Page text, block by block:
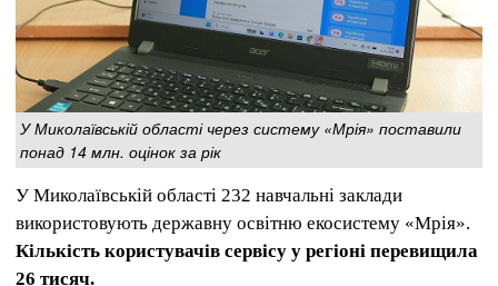
У Миколаївській області через систему «Мрія» поставили
понад 14 млн. оцінок за рік
У Миколаївській області 232 навчальні заклади
використовують державну освітню екосистему «Мрія».
Кількість користувачів сервісу у регіоні перевищила
26 тисяч.